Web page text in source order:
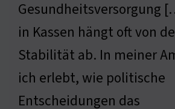
Gesundheitsversorgung
in Kassen hängt oft von
Stabilität ab. In meiner
ich erlebt, wie politische
Entscheidungen das